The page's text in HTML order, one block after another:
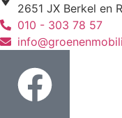
2651 JX Berkel en
010 - 303 78 57